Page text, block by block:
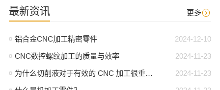
最新资讯 更多
2024-12-10
铝合金CNC加工精密零件
2024-11-23
CNC数控螺纹加工的质量与效率
2024-11-23
为什么切削液对于有效的 CNC 加工很重要？